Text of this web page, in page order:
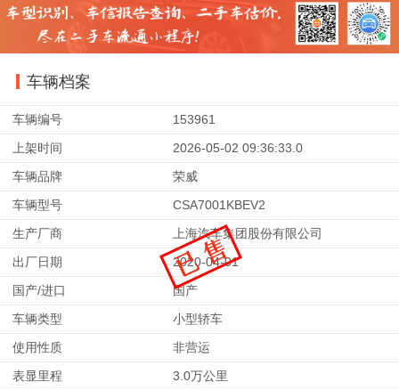
车辆档案
车辆编号
153961
上架时间
2026-05-02 09:36:33.0
车辆品牌
荣威
车辆型号
CSA7001KBEV2
生产厂商
上海汽车集团股份有限公司
出厂日期
2020-04-01
国产/进口
国产
车辆类型
小型轿车
使用性质
非营运
表显里程
3.0万公里